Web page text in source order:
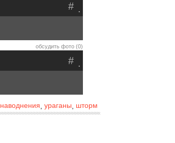
.
#
обсудить фото (0)
.
#
наводнения ураганы шторм